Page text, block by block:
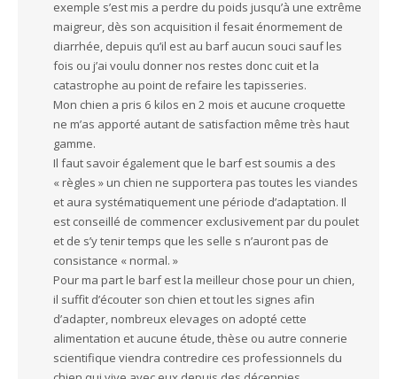
exemple s’est mis a perdre du poids jusqu’à une extrême
maigreur, dès son acquisition il fesait énormement de
diarrhée, depuis qu’il est au barf aucun souci sauf les
fois ou j’ai voulu donner nos restes donc cuit et la
catastrophe au point de refaire les tapisseries.
Mon chien a pris 6 kilos en 2 mois et aucune croquette
ne m’as apporté autant de satisfaction même très haut
gamme.
Il faut savoir également que le barf est soumis a des
« règles » un chien ne supportera pas toutes les viandes
et aura systématiquement une période d’adaptation. Il
est conseillé de commencer exclusivement par du poulet
et de s’y tenir temps que les selle s n’auront pas de
consistance « normal. »
Pour ma part le barf est la meilleur chose pour un chien,
il suffit d’écouter son chien et tout les signes afin
d’adapter, nombreux elevages on adopté cette
alimentation et aucune étude, thèse ou autre connerie
scientifique viendra contredire ces professionnels du